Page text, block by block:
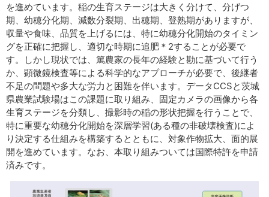
を進めています。稲の生育ステージは大きく分けて、分げつ
期、幼穂分化期、減数分裂期、出穂期、登熟期がありますが、
収量や食味、品質を上げるには、特に幼穂分化開始のタイミン
グを正確に把握し、適切な時期に追肥＊2することが必要で
す。しかし現状では、篤農家の長年の経験と勘に基づいて行う
か、顕微鏡検査等による科学的なアプローチが必要で、後継者
不足の問題や多大な労力と困難を伴います。データCCSと茨城
県農業試験場はこの課題に取り組み、固定カメラの画像から各
生育ステージを分類し、撮影時の稲の形状把握を行うことで、
特に重要な幼穂分化開始を深層学習(ある種の非破壊検査)によ
り決定する仕組みを構築するとともに、対象作物拡大、面的展
開を進めています。なお、本取り組みついては国際特許を申請
済みです。